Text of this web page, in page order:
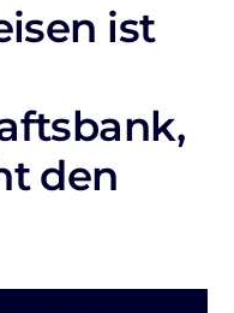
ist
den